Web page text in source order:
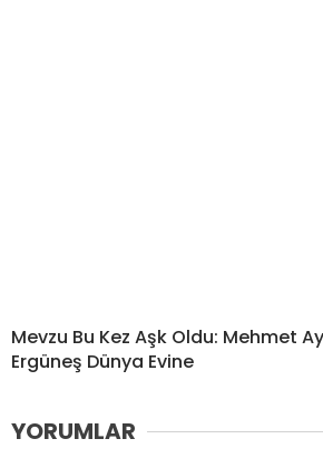
Mevzu Bu Kez Aşk Oldu: Mehmet
Ergüneş Dünya Evine
YORUMLAR